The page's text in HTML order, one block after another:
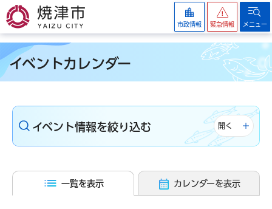
焼津市
市政情報 緊急情報 メニュー
イベントカレンダー
イベント情報を絞り込む 開く
一覧を表示 カレンダーを表示